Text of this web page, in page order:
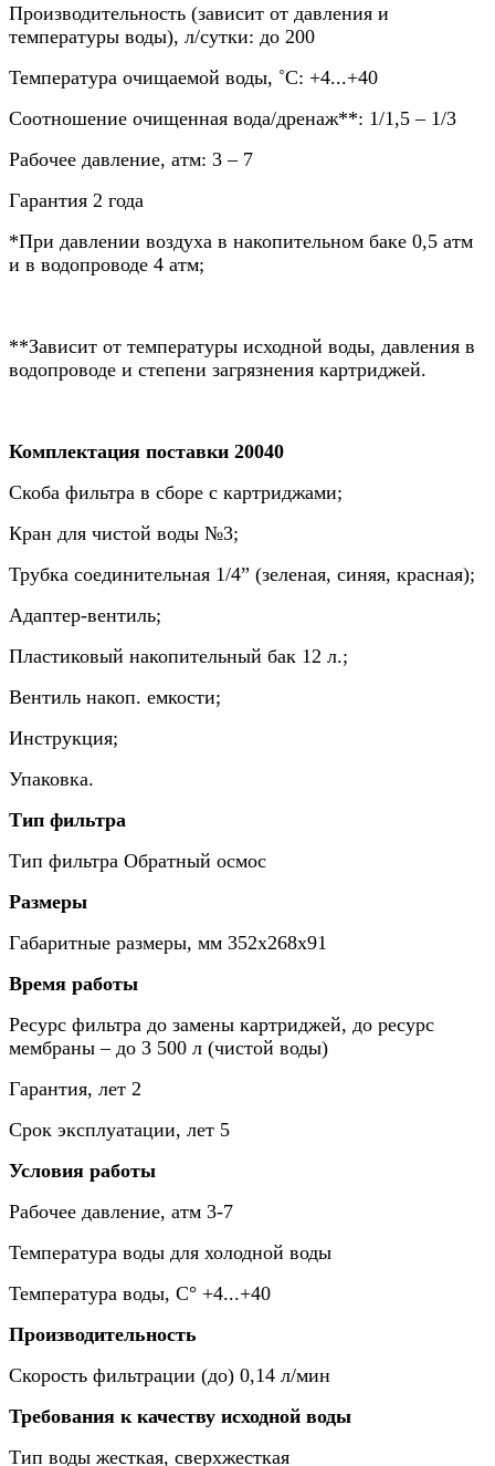
Производительность (зависит от давления и
температуры воды), л/сутки: до 200
Температура очищаемой воды, ˚С: +4...+40
Соотношение очищенная вода/дренаж**: 1/1,5 – 1/3
Рабочее давление, атм: 3 – 7
Гарантия 2 года
*При давлении воздуха в накопительном баке 0,5 атм
и в водопроводе 4 атм;
**Зависит от температуры исходной воды, давления в
водопроводе и степени загрязнения картриджей.
Комплектация поставки 20040
Скоба фильтра в сборе с картриджами;
Кран для чистой воды №3;
Трубка соединительная 1/4” (зеленая, синяя, красная);
Адаптер-вентиль;
Пластиковый накопительный бак 12 л.;
Вентиль накоп. емкости;
Инструкция;
Упаковка.
Тип фильтра
Тип фильтра Обратный осмос
Размеры
Габаритные размеры, мм 352х268х91
Время работы
Ресурс фильтра до замены картриджей, до ресурс
мембраны – до 3 500 л (чистой воды)
Гарантия, лет 2
Срок эксплуатации, лет 5
Условия работы
Рабочее давление, атм 3-7
Температура воды для холодной воды
Температура воды, C° +4...+40
Производительность
Скорость фильтрации (до) 0,14 л/мин
Требования к качеству исходной воды
Тип воды жесткая, сверхжесткая